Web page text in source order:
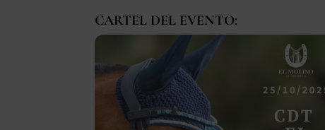
CARTEL DEL EVENTO: